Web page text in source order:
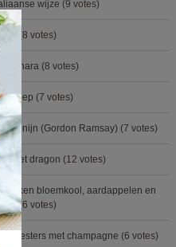
wijze (9 votes)
(8 votes)
(8 votes)
(7 votes)
konijn (Gordon Ramsay) (7 votes)
met dragon (12 votes)
bloemkool, aardappelen en
(6 votes)
oesters met champagne (6 votes)
×